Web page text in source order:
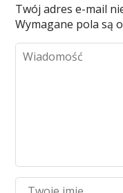
Twój adres e-mail
Wymagane pola są